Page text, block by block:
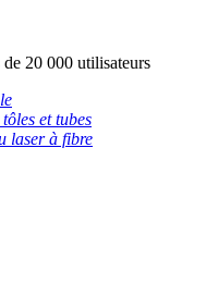
20 000 utilisateurs
et tubes
laser à fibre